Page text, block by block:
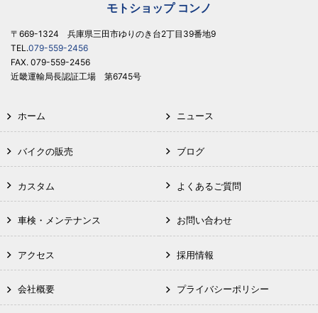
モトショップ コンノ
〒669-1324 兵庫県三田市ゆりのき台2丁目39番地9
TEL.079-559-2456
FAX. 079-559-2456
近畿運輸局長認証工場 第6745号
ホーム
バイクの販売
カスタム
車検・メンテナンス
アクセス
会社概要
ニュース
ブログ
よくあるご質問
お問い合わせ
採用情報
プライバシーポリシー